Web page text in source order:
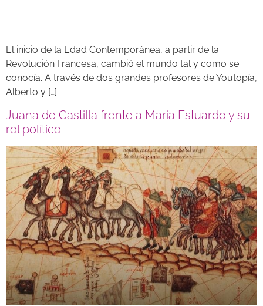
El inicio de la Edad Contemporánea, a partir de la
Revolución Francesa, cambió el mundo tal y como se
conocía. A través de dos grandes profesores de Youtopía,
Alberto y […]
Juana de Castilla frente a Maria Estuardo y su
rol político